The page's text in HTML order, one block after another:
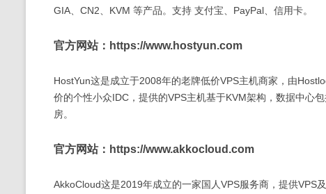
GIA、CN2、KVM 等产品。支持 支付宝、PayPal、信用卡。
官方网站： https://www.hostyun.com
HostYun这是成立于2008年的老牌低价VPS主机商家，由
价的个性小众IDC，提供的VPS主机基于KVM架构，数据中心
房。
官方网站：https://www.akkocloud.com
AkkoCloud这是2019年成立的一家国人VPS服务商，提供VPS